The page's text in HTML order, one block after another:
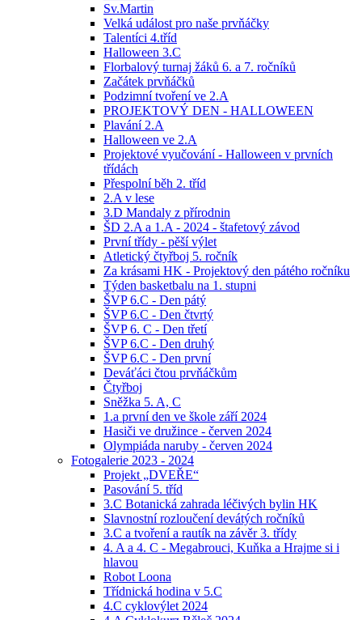
Sv.Martin
Velká událost pro naše prvňáčky
Talentíci 4.tříd
Halloween 3.C
Florbalový turnaj žáků 6. a 7. ročníků
Začátek prvňáčků
Podzimní tvoření ve 2.A
PROJEKTOVÝ DEN - HALLOWEEN
Plavání 2.A
Halloween ve 2.A
Projektové vyučování - Halloween v prvních
třídách
Přespolní běh 2. tříd
2.A v lese
3.D Mandaly z přírodnin
ŠD 2.A a 1.A - 2024 - štafetový závod
První třídy - pěší výlet
Atletický čtyřboj 5. ročník
Za krásami HK - Projektový den pátého ročníku
Týden basketbalu na 1. stupni
ŠVP 6.C - Den pátý
ŠVP 6.C - Den čtvrtý
ŠVP 6. C - Den třetí
ŠVP 6.C - Den druhý
ŠVP 6.C - Den první
Deváťáci čtou prvňáčkům
Čtyřboj
Sněžka 5. A, C
1.a první den ve škole září 2024
Hasiči ve družince - červen 2024
Olympiáda naruby - červen 2024
Fotogalerie 2023 - 2024
Projekt „DVEŘE“
Pasování 5. tříd
3.C Botanická zahrada léčivých bylin HK
Slavnostní rozloučení devátých ročníků
3.C a tvoření a rautík na závěr 3. třídy
4. A a 4. C - Megabrouci, Kuňka a Hrajme si i
hlavou
Robot Loona
Třídnická hodina v 5.C
4.C cyklovýlet 2024